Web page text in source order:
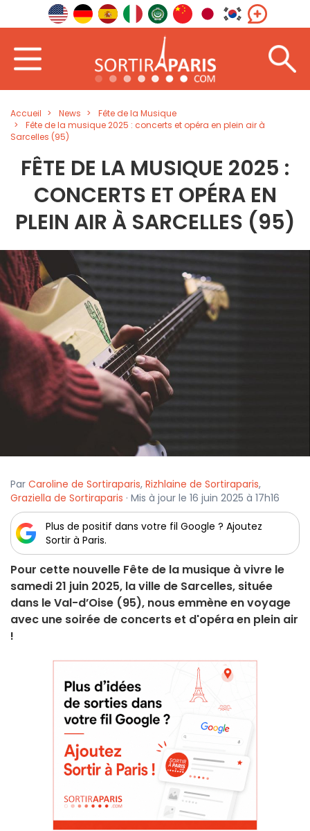
Accueil News
Fête de la Musique
Fête de la musique 2025 : concerts et opéra en plein air à
Sarcelles (95)
FÊTE DE LA MUSIQUE 2025 :
CONCERTS ET OPÉRA EN
PLEIN AIR À SARCELLES (95)
Par Caroline de Sortiraparis, Rizhlaine de Sortiraparis,
Graziella de Sortiraparis · Mis à jour le 16 juin 2025 à 17h16
Plus de positif dans votre fil Google ? Ajoutez
Sortir à Paris.
Pour cette nouvelle Fête de la musique à vivre le
samedi 21 juin 2025, la ville de Sarcelles, située
dans le Val-d’Oise (95), nous emmène en voyage
avec une soirée de concerts et d'opéra en plein air
!